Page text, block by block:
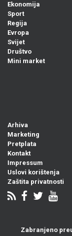
Ekonomija
Sport
Regija
Evropa
Svijet
Društvo
Mini market
Arhiva
Marketing
Pretplata
Kontakt
Impressum
Uslovi korištenja
Zaštita privatnosti
Zabranjeno